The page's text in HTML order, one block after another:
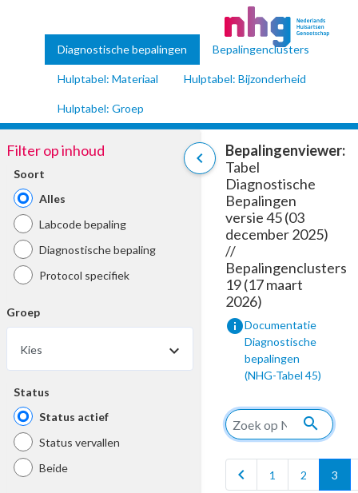
Diagnostische bepalingen Bepalingenclusters
Hulptabel: Materiaal Hulptabel: Bijzonderheid
Hulptabel: Groep
chevron_left
Filter op inhoud
Soort
Alles
Labcode bepaling
Diagnostische bepaling
Protocol specifiek
Groep
Kies
Status
Status actief
Status vervallen
Beide
Bepalingenviewer:
Tabel
Diagnostische
Bepalingen
versie 45 (03
december 2025)
//
Bepalingenclusters
19 (17 maart
2026)
infoDocumentatie
Diagnostische
bepalingen
(NHG-Tabel 45)
search
chevron_left 1 2 3